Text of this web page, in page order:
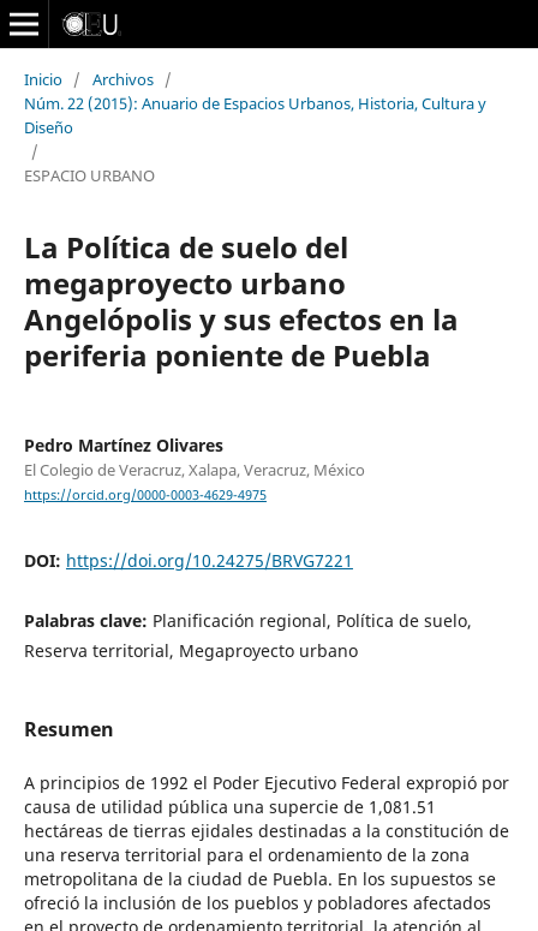
Inicio / Archivos /
Núm. 22 (2015): Anuario de Espacios Urbanos, Historia, Cultura y
Diseño
/
ESPACIO URBANO
La Política de suelo del
megaproyecto urbano
Angelópolis y sus efectos en la
periferia poniente de Puebla
Pedro Martínez Olivares
El Colegio de Veracruz, Xalapa, Veracruz, México
https://orcid.org/0000-0003-4629-4975
DOI: https://doi.org/10.24275/BRVG7221
Palabras clave: Planificación regional, Política de suelo,
Reserva territorial, Megaproyecto urbano
Resumen
A principios de 1992 el Poder Ejecutivo Federal expropió por
causa de utilidad pública una supercie de 1,081.51
hectáreas de tierras ejidales destinadas a la constitución de
una reserva territorial para el ordenamiento de la zona
metropolitana de la ciudad de Puebla. En los supuestos se
ofreció la inclusión de los pueblos y pobladores afectados